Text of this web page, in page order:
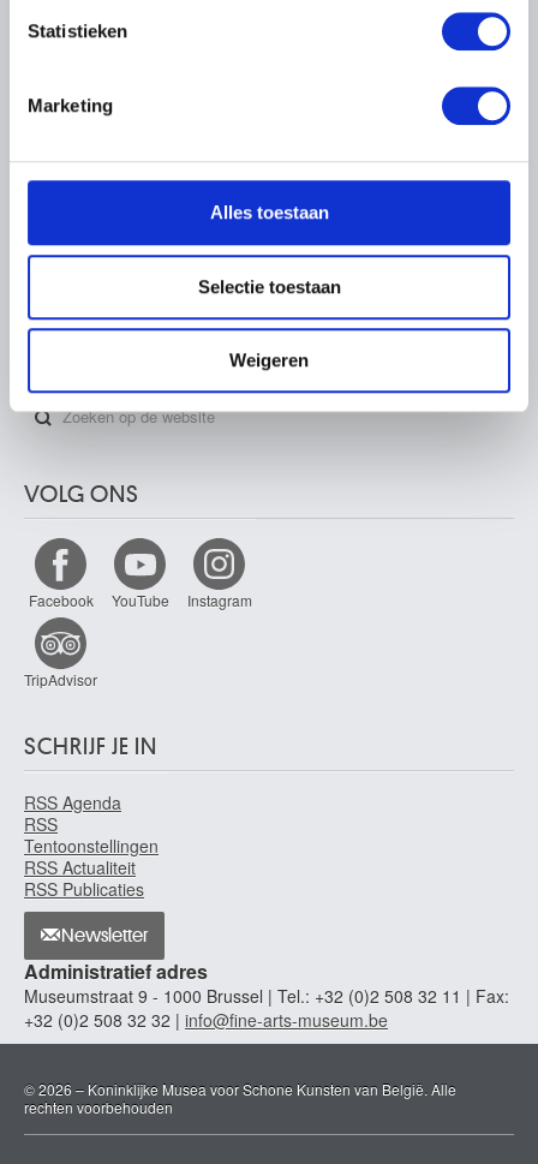
detailgedeeltein.
U kunt uw toestemming op elk moment wijzigen of
We gebruiken cookies om content en advertenties te
personaliseren, om functies voor social media te bieden
en om ons websiteverkeer te analyseren. Ook delen we
informatie over uw gebruik van onze site met onze
partners voor social media, adverteren en analyse. Deze
informatie die u aan ze heeft verstrekt of die ze hebben
verzameld op basis van uw gebruik van hun services.
Statistieken
Marketing
Alles toestaan
Selectie toestaan
Weigeren
Vautierstraat 62 – 1050 Brussel
VOLG ONS
Facebook YouTube Instagram
TripAdvisor
SCHRIJF JE IN
RSS Agenda
RSS
Tentoonstellingen
RSS Actualiteit
RSS Publicaties
Newsletter
Administratief adres
Museumstraat 9 - 1000 Brussel | Tel.: +32 (0)2 508 32 11 | Fax:
+32 (0)2 508 32 32 | info@fine-arts-museum.be
© 2026 – Koninklijke Musea voor Schone Kunsten van België. Alle
rechten voorbehouden